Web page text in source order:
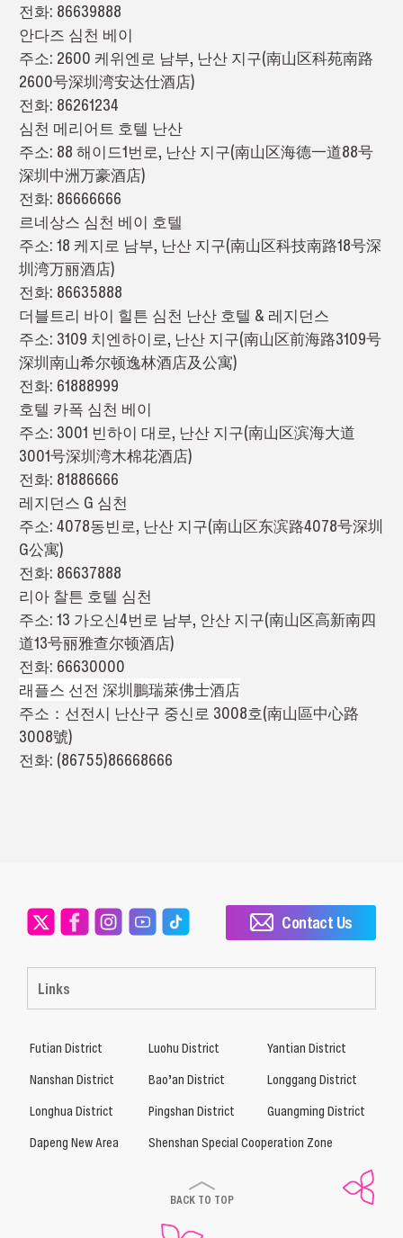
전화: 86639888
안다즈 심천 베이
주소: 2600 케위엔로 남부, 난산 지구(南山区科苑南路
2600号深圳湾安达仕酒店)
전화: 86261234
심천 메리어트 호텔 난산
주소: 88 해이드1번로, 난산 지구(南山区海德一道88号
深圳中洲万豪酒店)
전화: 86666666
르네상스 심천 베이 호텔
주소: 18 케지로 남부, 난산 지구(南山区科技南路18号深
圳湾万丽酒店)
전화: 86635888
더블트리 바이 힐튼 심천 난산 호텔 & 레지던스
주소: 3109 치엔하이로, 난산 지구(南山区前海路3109号
深圳南山希尔顿逸林酒店及公寓)
전화: 61888999
호텔 카폭 심천 베이
주소: 3001 빈하이 대로, 난산 지구(南山区滨海大道
3001号深圳湾木棉花酒店)
전화: 81886666
레지던스 G 심천
주소: 4078동빈로, 난산 지구(南山区东滨路4078号深圳
G公寓)
전화: 86637888
리아 찰튼 호텔 심천
주소: 13 가오신4번로 남부, 안산 지구(南山区高新南四
道13号丽雅查尔顿酒店)
전화: 66630000
래플스 선전 深圳鵬瑞萊佛士酒店
주소：선전시 난산구 중신로 3008호(南山區中心路
3008號)
전화: (86755)86668666
Links
Contact Us
Futian District Luohu District
Yantian District
Nanshan District
Bao’an District
Longgang District
Longhua District
Pingshan District
Guangming District
Dapeng New Area
Shenshan Special Cooperation Zone
BACK TO TOP